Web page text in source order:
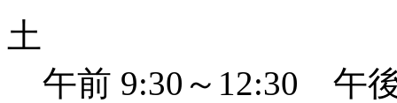
土
午前 9:30～12:30 午